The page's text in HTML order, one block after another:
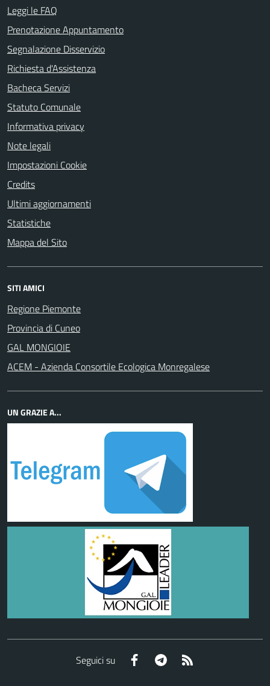
Leggi le FAQ
Prenotazione Appuntamento
Segnalazione Disservizio
Richiesta d'Assistenza
Bacheca Servizi
Statuto Comunale
Informativa privacy
Note legali
Impostazioni Cookie
Credits
Ultimi aggiornamenti
Statistiche
Mappa del Sito
SITI AMICI
Regione Piemonte
Provincia di Cuneo
GAL MONGIOIE
ACEM - Azienda Consortile Ecologica Monregalese
UN GRAZIE A...
Seguici su Facebook Telegram